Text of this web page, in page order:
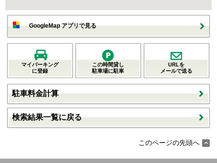
GoogleMap アプリで見る
マイパーキング
に登録
この時間貸し
駐車場に駐車
URLを
メールで送る
駐車料金計算
検索結果一覧に戻る
このページの先頭へ